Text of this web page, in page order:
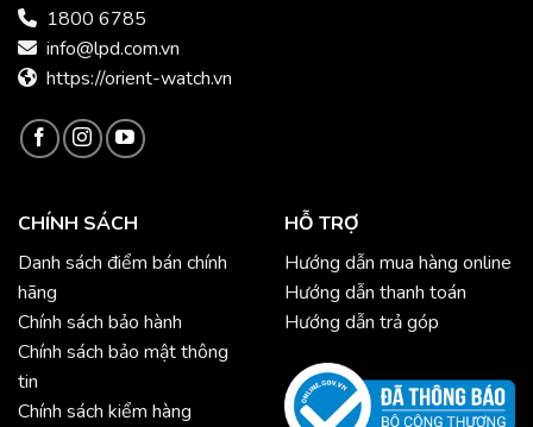
1800 6785
info@lpd.com.vn
https://orient-watch.vn
CHÍNH SÁCH
Danh sách điểm bán chính
hãng
Chính sách bảo hành
Chính sách bảo mật thông
tin
Chính sách kiểm hàng
HỖ TRỢ
Hướng dẫn mua hàng online
Hướng dẫn thanh toán
Hướng dẫn trả góp